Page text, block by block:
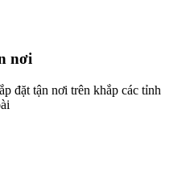
nơi
đặt tận nơi trên khắp các tỉnh